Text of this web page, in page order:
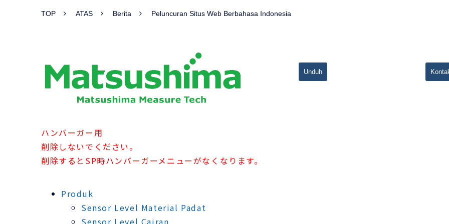
TOP ATAS Berita Peluncuran Situs Web Berbahasa Indonesia
Unduh
ハンバーガー用
削除しないでください。
削除するとSP時ハンバーガーメニューがなくなります。
Produk
Sensor Level Material Padat
Sensor Level Cairan